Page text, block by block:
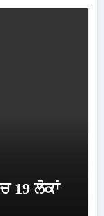
19 ਲੋਕਾਂ